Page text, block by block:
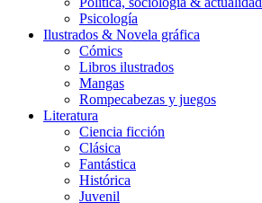
Psicología
Ilustrados & Novela gráfica
Cómics
Libros ilustrados
Mangas
Rompecabezas y juegos
Literatura
Ciencia ficción
Clásica
Fantástica
Histórica
Juvenil